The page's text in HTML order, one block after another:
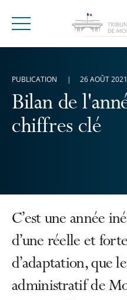
Menu
Bilan de
chiffres clé
PUBLICATION 26 AOÛT 2021
C’est une année
d’une réelle et
d’adaptation, que
administratif de